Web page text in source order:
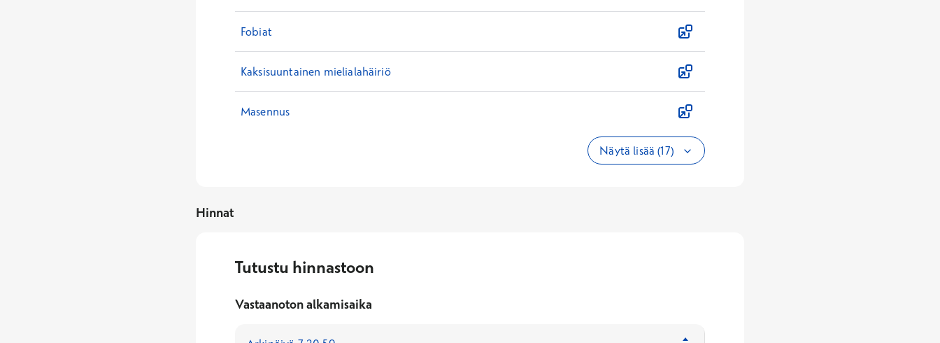
Fobiat
Kaksisuuntainen mielialahäiriö
Masennus
Näytä lisää (17)
Hinnat
Tutustu hinnastoon
Vastaanoton alkamisaika